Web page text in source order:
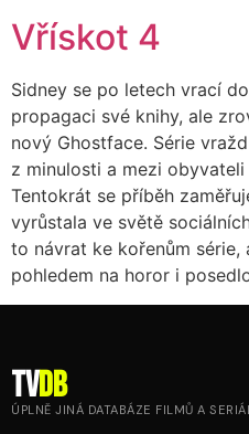
Vřískot 4
Sidney se po letech vrací
propagaci své knihy, ale
nový Ghostface. Série
z minulosti a mezi
Tentokrát se příběh
vyrůstala ve světě
to návrat ke kořenům série,
pohledem na horor i
tvDB
ÚPLNĚ JINÁ DATABÁZE FILMŮ A